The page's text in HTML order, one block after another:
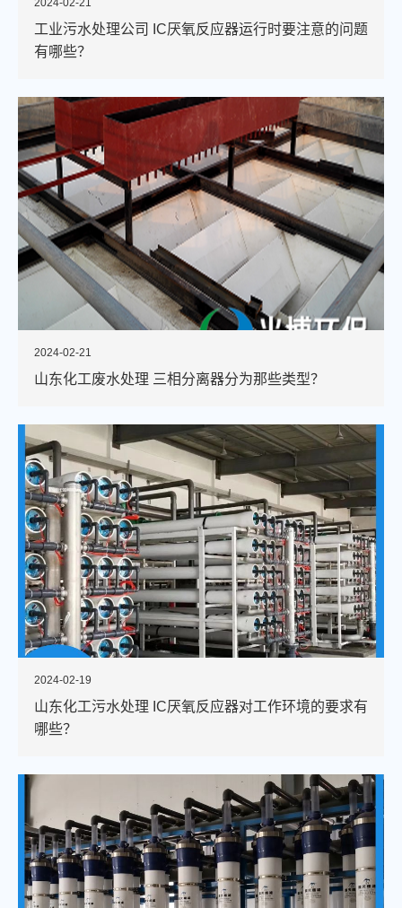
2024-02-21
工业污水处理公司 IC厌氧反应器运行时要注意的问题
有哪些？
2024-02-21
山东化工废水处理 三相分离器分为那些类型？
2024-02-19
山东化工污水处理 IC厌氧反应器对工作环境的要求有
哪些？